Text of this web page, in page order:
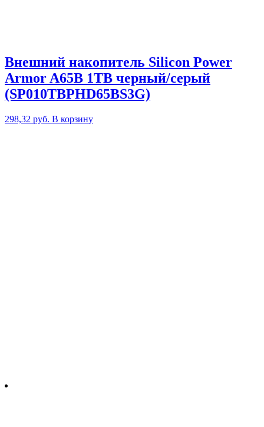
Внешний накопитель Silicon Power
Armor A65B 1TB черный/серый
(SP010TBPHD65BS3G)
298,32 руб. В корзину